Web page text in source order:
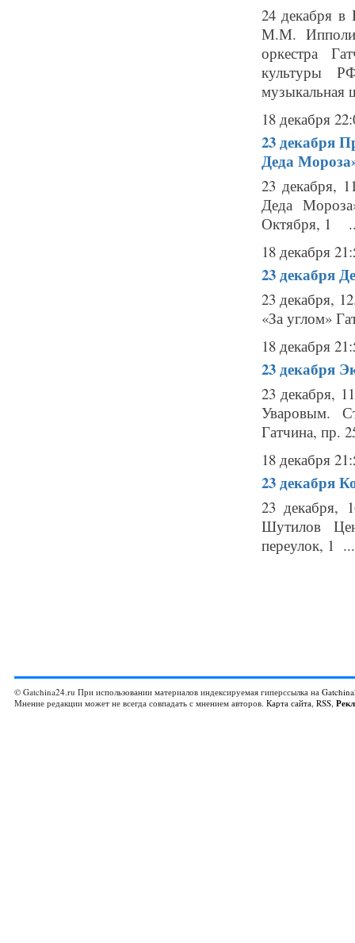
24 декабря
М.М.
оркестра
культуры
18 декабря
23 декабря
Деда
23 декабря,
Деда
Октября, 1
18 декабря
23 декабря
23 декабря,
«За углом»
18 декабря
23 декабря
23 декабря,
Уваровым.
Гатчина, пр.
18 декабря
23 декабря
23 декабря,
Шутилов
переулок, 1 ...
© Gatchina24.ru При использовании материалов индексируемая гиперссылка на
Мнение редакции может не всегда совпадать с мнением авторов. Карта сайта, RSS,